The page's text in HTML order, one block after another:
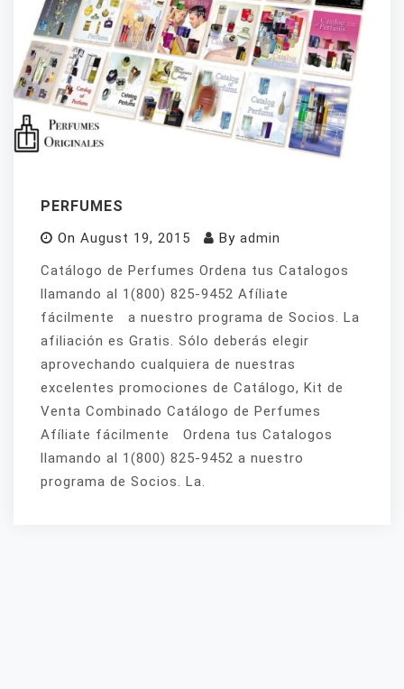
PERFUMES
On August 19, 2015 By admin
Catálogo de Perfumes Ordena tus Catalogos
llamando al 1(800) 825-9452 Afíliate
fácilmente a nuestro programa de Socios. La
afiliación es Gratis. Sólo deberás elegir
aprovechando cualquiera de nuestras
excelentes promociones de Catálogo, Kit de
Venta Combinado Catálogo de Perfumes
Afíliate fácilmente Ordena tus Catalogos
llamando al 1(800) 825-9452 a nuestro
programa de Socios. La.